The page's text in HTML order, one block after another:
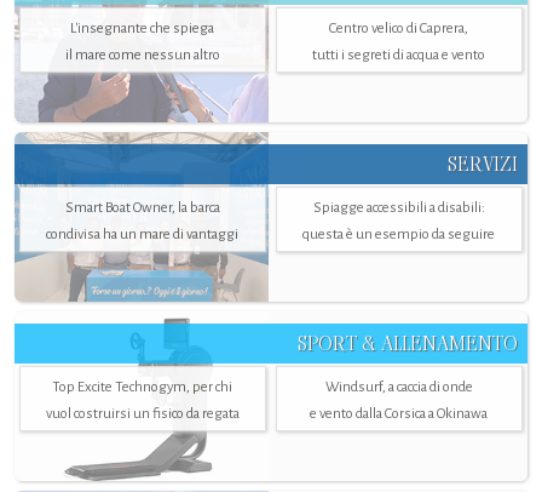
L'insegnante che spiega
il mare come nessun altro
Centro velico di Caprera,
tutti i segreti di acqua e vento
SERVIZI
Smart Boat Owner, la barca
condivisa ha un mare di vantaggi
Spiagge accessibili a disabili:
questa è un esempio da seguire
SPORT & ALLENAMENTO
Top Excite Technogym, per chi
vuol costruirsi un fisico da regata
Windsurf, a caccia di onde
e vento dalla Corsica a Okinawa